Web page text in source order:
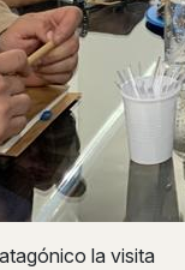
la visita